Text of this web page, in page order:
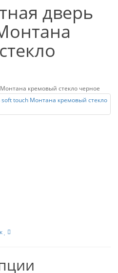
дверь
кремовый стекло черное